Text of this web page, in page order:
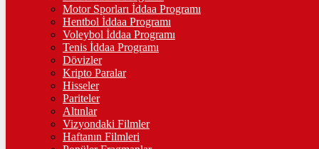
42.572,00%0,52
%0,47
%0,70
Motor Sporları İddaa Programı
Hentbol İddaa Programı
Voleybol İddaa Programı
Tenis İddaa Programı
Dövizler
Kripto Paralar
Hisseler
Pariteler
Altınlar
Vizyondaki Filmler
Haftanın Filmleri